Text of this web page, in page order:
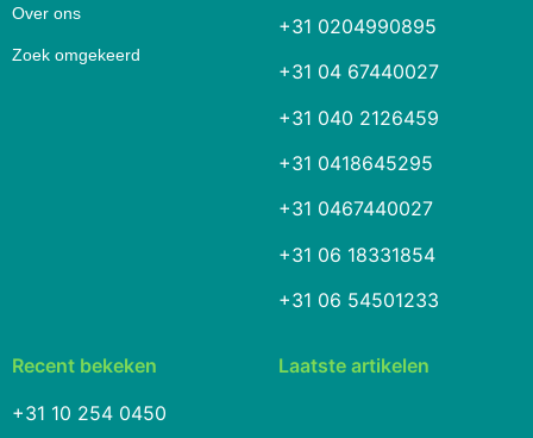
Over ons
Zoek omgekeerd
+31 0204990895
+31 04 67440027
+31 040 2126459
+31 0418645295
+31 0467440027
+31 06 18331854
+31 06 54501233
Recent bekeken
+31 10 254 0450
Laatste artikelen